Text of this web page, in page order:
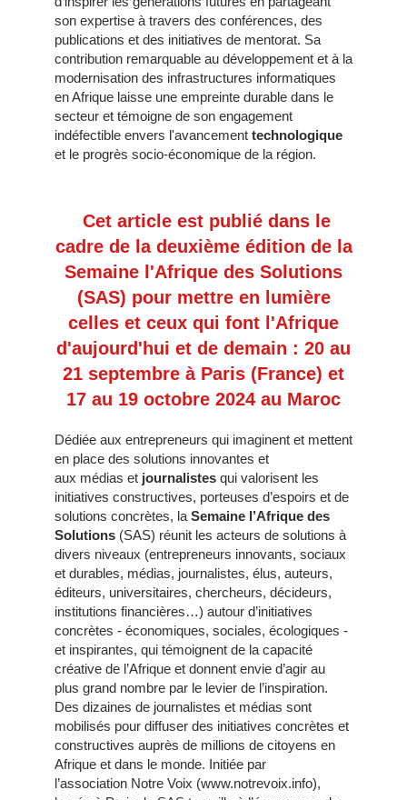
son expertise à travers des conférences, des
publications et des initiatives de mentorat. Sa
contribution remarquable au développement et à la
modernisation des infrastructures informatiques
en Afrique laisse une empreinte durable dans le
secteur et témoigne de son engagement
indéfectible envers l'avancement technologique
et le progrès socio-économique de la région.
Cet article est publié dans le
cadre de la deuxième édition de la
Semaine l'Afrique des Solutions
(SAS) pour mettre en lumière
celles et ceux qui font l'Afrique
d'aujourd'hui et de demain : 20 au
21 septembre à Paris (France) et
17 au 19 octobre 2024 au Maroc
Dédiée aux entrepreneurs qui imaginent et mettent
en place des solutions innovantes et
aux médias et journalistes qui valorisent les
initiatives constructives, porteuses d’espoirs et de
solutions concrètes, la Semaine l’Afrique des
Solutions (SAS) réunit les acteurs de solutions à
divers niveaux (entrepreneurs innovants, sociaux
et durables, médias, journalistes, élus, auteurs,
éditeurs, universitaires, chercheurs, décideurs,
institutions financières…) autour d’initiatives
concrètes - économiques, sociales, écologiques -
et inspirantes, qui témoignent de la capacité
créative de l’Afrique et donnent envie d’agir au
plus grand nombre par le levier de l’inspiration.
Des dizaines de journalistes et médias sont
mobilisés pour diffuser des initiatives concrètes et
constructives auprès de millions de citoyens en
Afrique et dans le monde. Initiée par
l’association Notre Voix (www.notrevoix.info),